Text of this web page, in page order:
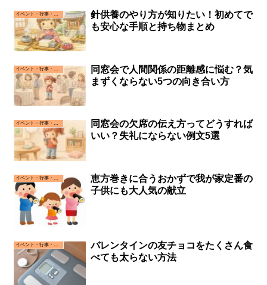
イベント・行事・お祝い事
針供養のやり方が知りたい！初めてで
も安心な手順と持ち物まとめ
同窓会で人間関係の距離感に悩む？気
まずくならない5つの向き合い方
イベント・行事・お祝い事
同窓会の欠席の伝え方ってどうすれば
いい？失礼にならない例文5選
イベント・行事・お祝い事
恵方巻きに合うおかずで我が家定番の
子供にも大人気の献立
イベント・行事・お祝い事
バレンタインの友チョコをたくさん食
べても太らない方法